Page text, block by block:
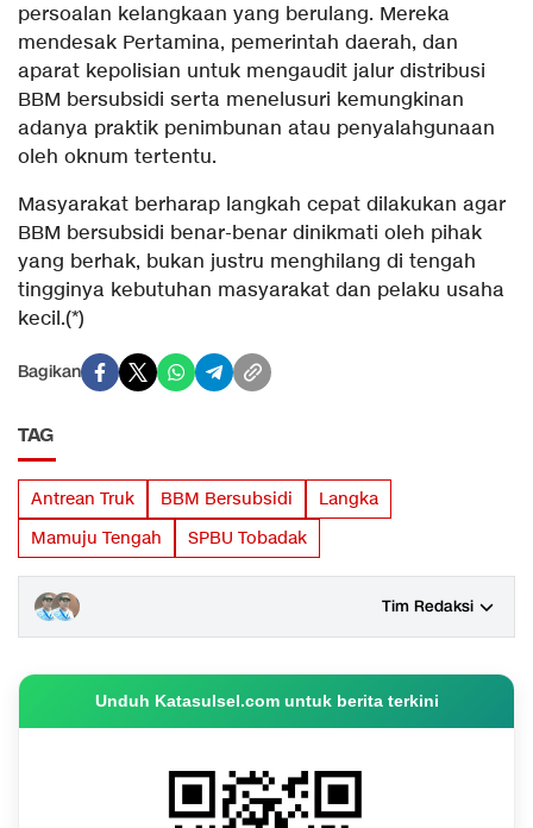
persoalan kelangkaan yang berulang. Mereka
mendesak Pertamina, pemerintah daerah, dan
aparat kepolisian untuk mengaudit jalur distribusi
BBM bersubsidi serta menelusuri kemungkinan
adanya praktik penimbunan atau penyalahgunaan
oleh oknum tertentu.
Masyarakat berharap langkah cepat dilakukan agar
BBM bersubsidi benar-benar dinikmati oleh pihak
yang berhak, bukan justru menghilang di tengah
tingginya kebutuhan masyarakat dan pelaku usaha
kecil.(*)
Bagikan
TAG
Antrean Truk BBM Bersubsidi
Langka
Mamuju Tengah
SPBU Tobadak
Tim Redaksi
Unduh Katasulsel.com untuk berita terkini